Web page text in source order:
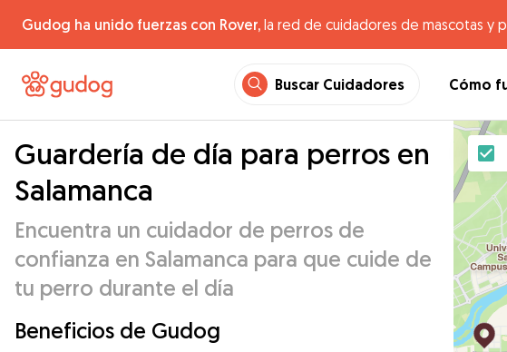
Gudog ha unido fuerzas con Rover, la red de cuidadores de mascotas y
Buscar Cuidadores Cómo
Guardería de día para perros en
Salamanca
Encuentra un cuidador de perros de
confianza en Salamanca para que cuide de
tu perro durante el día
Beneficios de Gudog